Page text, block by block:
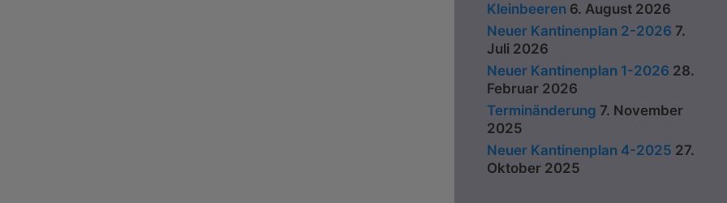
Kleinbeeren 6. August 2026
Neuer Kantinenplan 2-2026 7.
Juli 2026
Neuer Kantinenplan 1-2026 28.
Februar 2026
Terminänderung 7. November
2025
Neuer Kantinenplan 4-2025 27.
Oktober 2025